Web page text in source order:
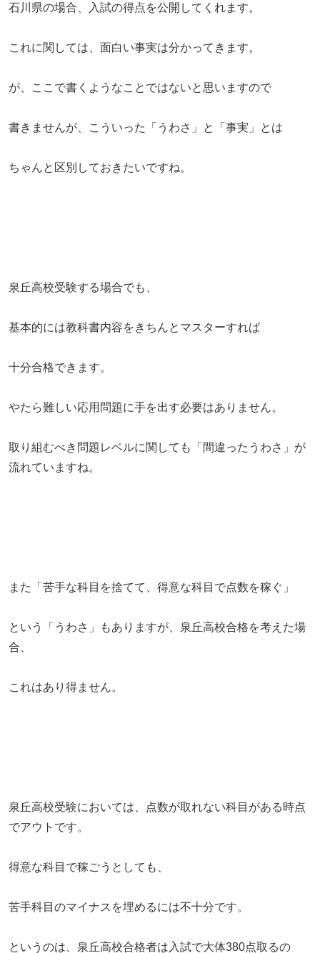
石川県の場合、入試の得点を公開してくれます。
これに関しては、面白い事実は分かってきます。
が、ここで書くようなことではないと思いますので
書きませんが、こういった「うわさ」と「事実」とは
ちゃんと区別しておきたいですね。
泉丘高校受験する場合でも、
基本的には教科書内容をきちんとマスターすれば
十分合格できます。
やたら難しい応用問題に手を出す必要はありません。
取り組むべき問題レベルに関しても「間違ったうわさ」が
流れていますね。
また「苦手な科目を捨てて、得意な科目で点数を稼ぐ」
という「うわさ」もありますが、泉丘高校合格を考えた場
合、
これはあり得ません。
泉丘高校受験においては、点数が取れない科目がある時点
でアウトです。
得意な科目で稼ごうとしても、
苦手科目のマイナスを埋めるには不十分です。
というのは、泉丘高校合格者は入試で大体380点取るの